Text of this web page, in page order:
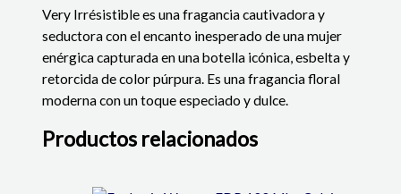
Very Irrésistible es una fragancia cautivadora y
seductora con el encanto inesperado de una mujer
enérgica capturada en una botella icónica, esbelta y
retorcida de color púrpura. Es una fragancia floral
moderna con un toque especiado y dulce.
Productos relacionados